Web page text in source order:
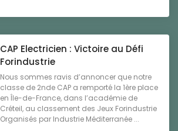
CAP Electricien : Victoire au Défi
Forindustrie
Nous sommes ravis d’annoncer que notre
classe de 2nde CAP a remporté la 1ère place
en Île-de-France, dans l’académie de
Créteil, au classement des Jeux Forindustrie
Organisés par Industrie Méditerranée ...